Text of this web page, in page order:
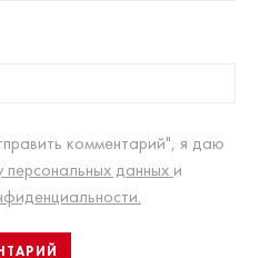
комментарий", я даю
персональных данных и